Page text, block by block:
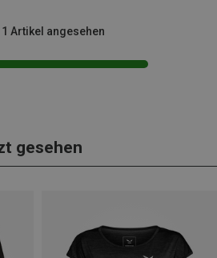
1 Artikel angesehen
gesehen